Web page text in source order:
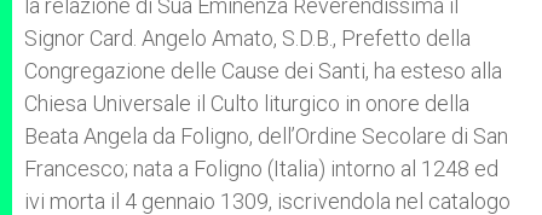
la relazione di Sua Eminenza Reverendissima il
Signor Card. Angelo Amato, S.D.B., Prefetto della
Congregazione delle Cause dei Santi, ha esteso alla
Chiesa Universale il Culto liturgico in onore della
Beata Angela da Foligno, dell’Ordine Secolare di San
Francesco; nata a Foligno (Italia) intorno al 1248 ed
ivi morta il 4 gennaio 1309, iscrivendola nel catalogo